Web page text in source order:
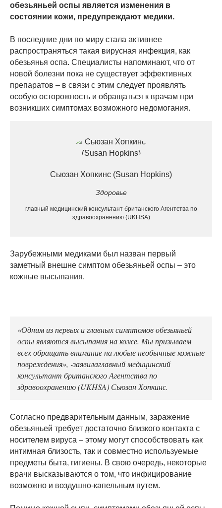
обезьяньей оспы является изменения в
состоянии кожи, предупреждают медики.
В последние дни по миру стала активнее
распространяться такая вирусная инфекция, как
обезьянья оспа. Специалисты напоминают, что от
новой болезни пока не существует эффективных
препаратов – в связи с этим следует проявлять
особую осторожность и обращаться к врачам при
возникших симптомах возможного недомогания.
Сьюзан Хопкинс (Susan Hopkins)
Здоровье
главный медицинский консультант британского Агентства по
здравоохранению (UKHSA)
Зарубежными медиками был назван первый
заметный внешне симптом обезьяньей оспы – это
кожные высыпания.
«Одним из первых и главных симптомов обезьяньей
оспы являются высыпания на коже. Мы призываем
всех обращать внимание на любые необычные кожные
повреждения», -заявилаглавный медицинский
консультант британского Агентства по
здравоохранению (UKHSA) Сьюзан Хопкинс.
Согласно предварительным данным, заражение
обезьяньей требует достаточно близкого контакта с
носителем вируса – этому могут способствовать как
интимная близость, так и совместно используемые
предметы быта, гигиены. В свою очередь, некоторые
врачи высказываются о том, что инфицирование
возможно и воздушно-капельным путем.